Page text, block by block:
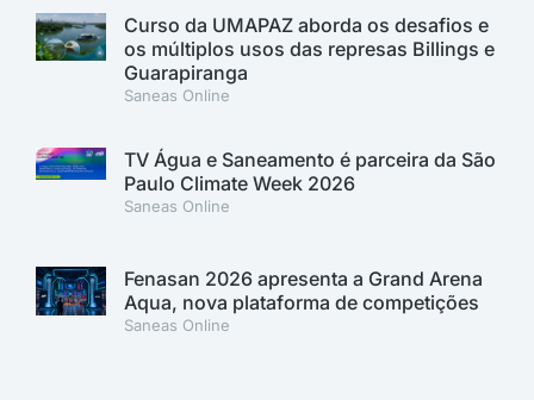
Curso da UMAPAZ aborda os desafios e
os múltiplos usos das represas Billings e
Guarapiranga
Saneas Online
TV Água e Saneamento é parceira da São
Paulo Climate Week 2026
Saneas Online
Fenasan 2026 apresenta a Grand Arena
Aqua, nova plataforma de competições
Saneas Online